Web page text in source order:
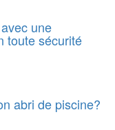
une
toute sécurité
abri de piscine?